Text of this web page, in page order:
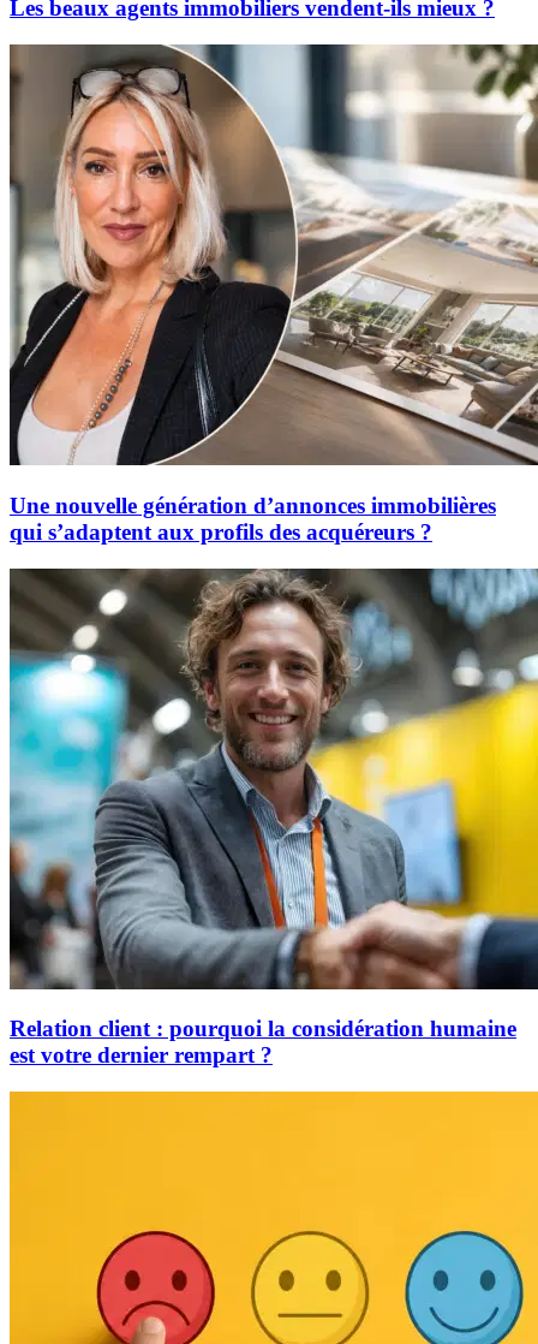
Les beaux agents immobiliers vendent-ils mieux ?
Une nouvelle génération d’annonces immobilières
qui s’adaptent aux profils des acquéreurs ?
Relation client : pourquoi la considération humaine
est votre dernier rempart ?